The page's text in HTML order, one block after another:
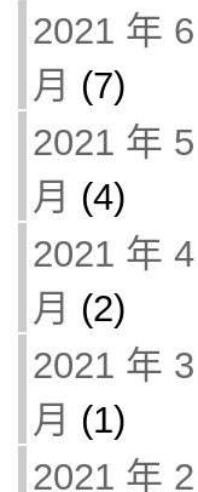
2021 年 6
月 (7)
2021 年 5
月 (4)
2021 年 4
月 (2)
2021 年 3
月 (1)
2021 年 2